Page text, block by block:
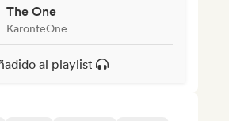
The One
KaronteOne
al playlist